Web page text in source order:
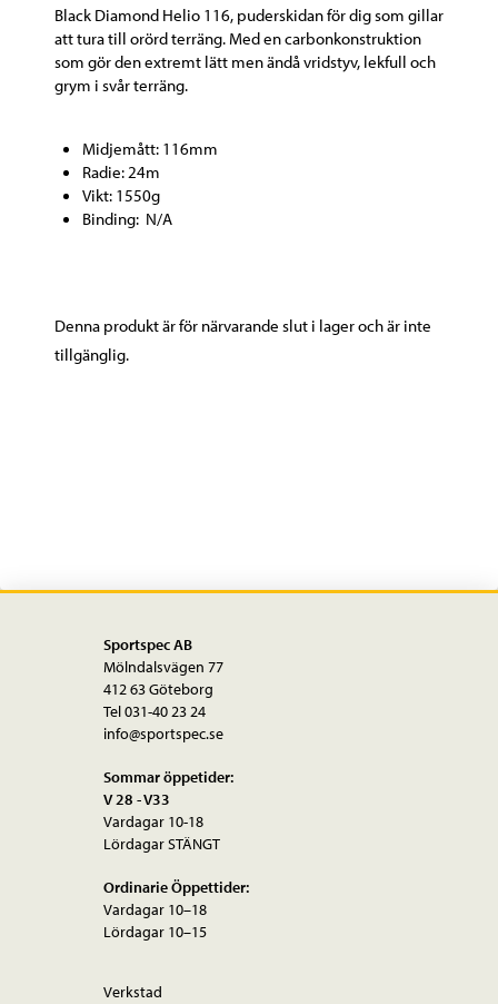
Black Diamond Helio 116, puderskidan för dig som gillar
att tura till orörd terräng. Med en carbonkonstruktion
som gör den extremt lätt men ändå vridstyv, lekfull och
grym i svår terräng.
Midjemått: 116mm
Radie: 24m
Vikt: 1550g
Binding: N/A
Denna produkt är för närvarande slut i lager och är inte
tillgänglig.
Sportspec AB
Mölndalsvägen 77
412 63 Göteborg
Tel 031-40 23 24
info@sportspec.se
Sommar öppetider:
V 28 - V33
Vardagar 10-18
Lördagar STÄNGT
Ordinarie Öppettider:
Vardagar 10–18
Lördagar 10–15
Verkstad